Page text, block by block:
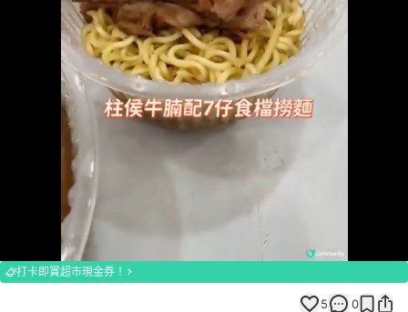
100.00%
打卡即賞超市現金券！
5 0